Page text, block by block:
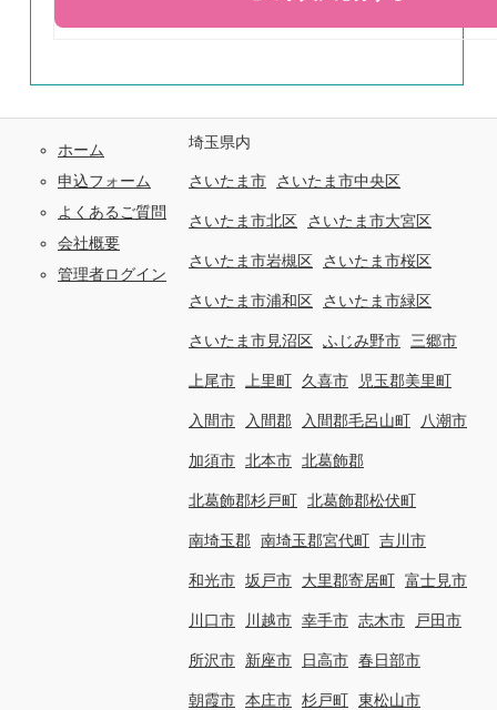
ホーム
申込フォーム
よくあるご質問
会社概要
管理者ログイン
埼玉県内
さいたま市 さいたま市中央区
さいたま市北区 さいたま市大宮区
さいたま市岩槻区 さいたま市桜区
さいたま市浦和区 さいたま市緑区
さいたま市見沼区 ふじみ野市 三郷市
上尾市 上里町 久喜市 児玉郡美里町
入間市 入間郡 入間郡毛呂山町 八潮市
加須市 北本市 北葛飾郡
北葛飾郡杉戸町 北葛飾郡松伏町
南埼玉郡 南埼玉郡宮代町 吉川市
和光市 坂戸市 大里郡寄居町 富士見市
川口市 川越市 幸手市 志木市 戸田市
所沢市 新座市 日高市 春日部市
朝霞市 本庄市 杉戸町 東松山市